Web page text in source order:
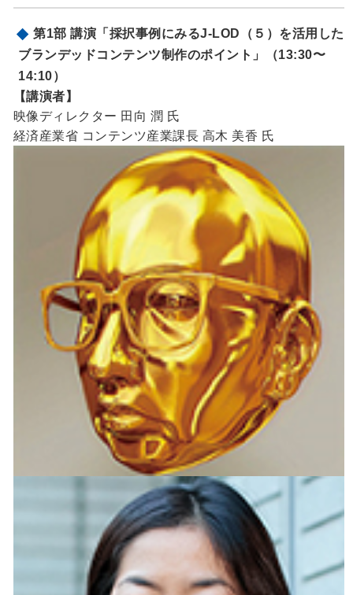
第1部 講演「採択事例にみるJ-LOD（５）を活用した
ブランデッドコンテンツ制作のポイント」（13:30〜
14:10）
【講演者】
映像ディレクター 田向 潤 氏
経済産業省 コンテンツ産業課長 高木 美香 氏